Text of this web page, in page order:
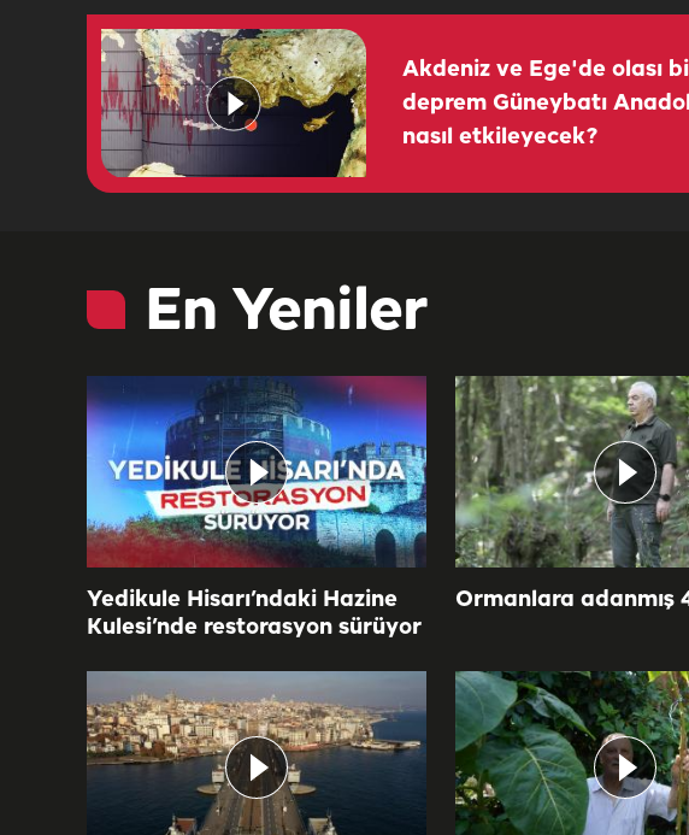
Akdeniz ve Ege'de olası
deprem Güneybatı
nasıl etkileyecek?
En Yeniler
Yedikule Hisarı’ndaki Hazine
Kulesi’nde restorasyon sürüyor
Ormanlara adanmış